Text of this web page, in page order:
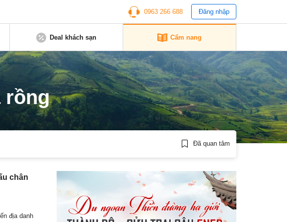
0963 266 688 Đăng nhập
Deal khách sạn Cẩm nang
rồng
Đã quan tâm
chân
địa danh